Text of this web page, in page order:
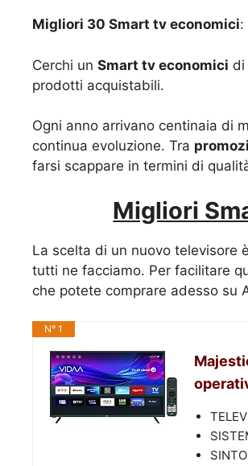
Migliori 30 Smart tv economici:
Cerchi un Smart tv economici di
prodotti acquistabili.
Ogni anno arrivano centinaia di
continua evoluzione. Tra
farsi scappare in termini di
Migliori
La scelta di un nuovo televisore
tutti ne facciamo. Per facilitare
che potete comprare adesso su
N° 1